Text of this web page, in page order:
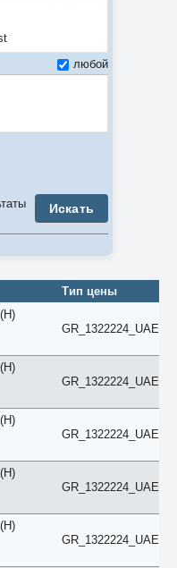
любой
Искать
Тип цены
GR_1322224_UAE
GR_1322224_UAE
GR_1322224_UAE
GR_1322224_UAE
GR_1322224_UAE